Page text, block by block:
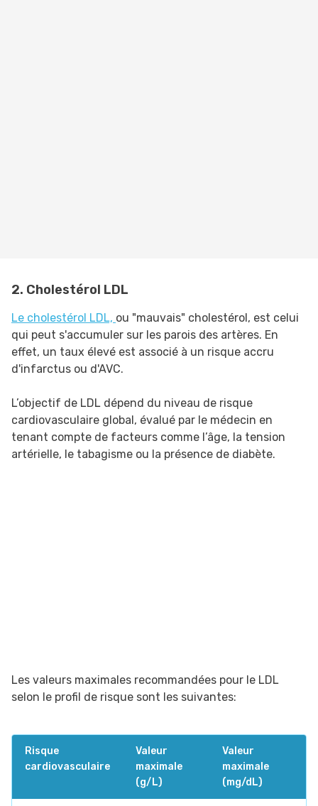
2. Cholestérol LDL
Le cholestérol LDL, ou "mauvais" cholestérol, est celui
qui peut s'accumuler sur les parois des artères. En
effet, un taux élevé est associé à un risque accru
d'infarctus ou d'AVC.
L’objectif de LDL dépend du niveau de risque
cardiovasculaire global, évalué par le médecin en
tenant compte de facteurs comme l’âge, la tension
artérielle, le tabagisme ou la présence de diabète.
Les valeurs maximales recommandées pour le LDL
selon le profil de risque sont les suivantes:
Risque
cardiovasculaire
Valeur
maximale
(g/L)
Valeur
maximale
(mg/dL)